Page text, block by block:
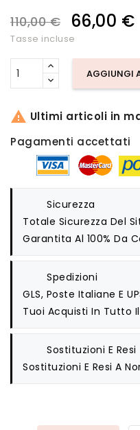
110,00 € 66,00 €
Tasse incluse
AGGIUNGI
 Ultimi articoli in
Pagamenti accettati
Sicurezza
Totale Sicurezza Del
Garantita Al 100% Da
Spedizioni
GLS, Poste Italiane E
Tuoi Acquisti In Tutto
Sostituzioni E Resi
Sostituzioni E Resi A